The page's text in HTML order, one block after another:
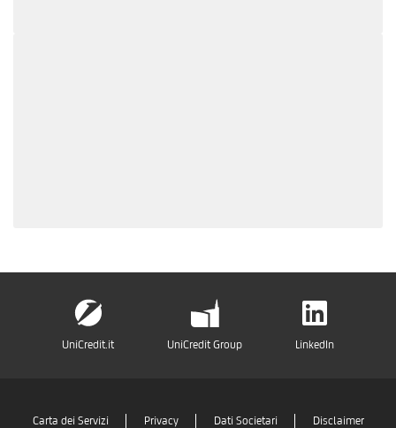
UniCredit.it UniCredit Group LinkedIn
Carta dei Servizi Privacy Dati Societari Disclaimer